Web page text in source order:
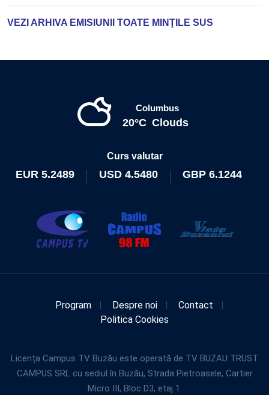
VEZI ARHIVA EMISIUNII TOATE MINŢILE SUS
Columbus
20°C Clouds
Curs valutar
EUR 5.2489 USD 4.5480 GBP 6.1244
Program Despre noi
Contact
Politica Cookies
Licența Campus TV Buzău este operată de TV BUZAU TRUST
CAMPUS SRL cu sediul în Buzău, Strada Pietroasele, Cartier
Micro III, Bloc D3, etaj 1.